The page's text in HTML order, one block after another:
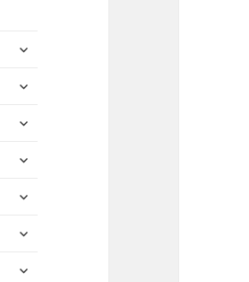
expand
menu
expand
menu
expand
menu
expand
menu
expand
menu
expand
menu
expand